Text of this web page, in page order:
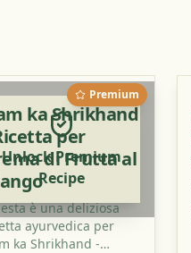
Premium
Unlock Premium
Recipe
ka Shrikhand
per
di Frutta al
è una deliziosa
ayurvedica per
ka Shrikhand -